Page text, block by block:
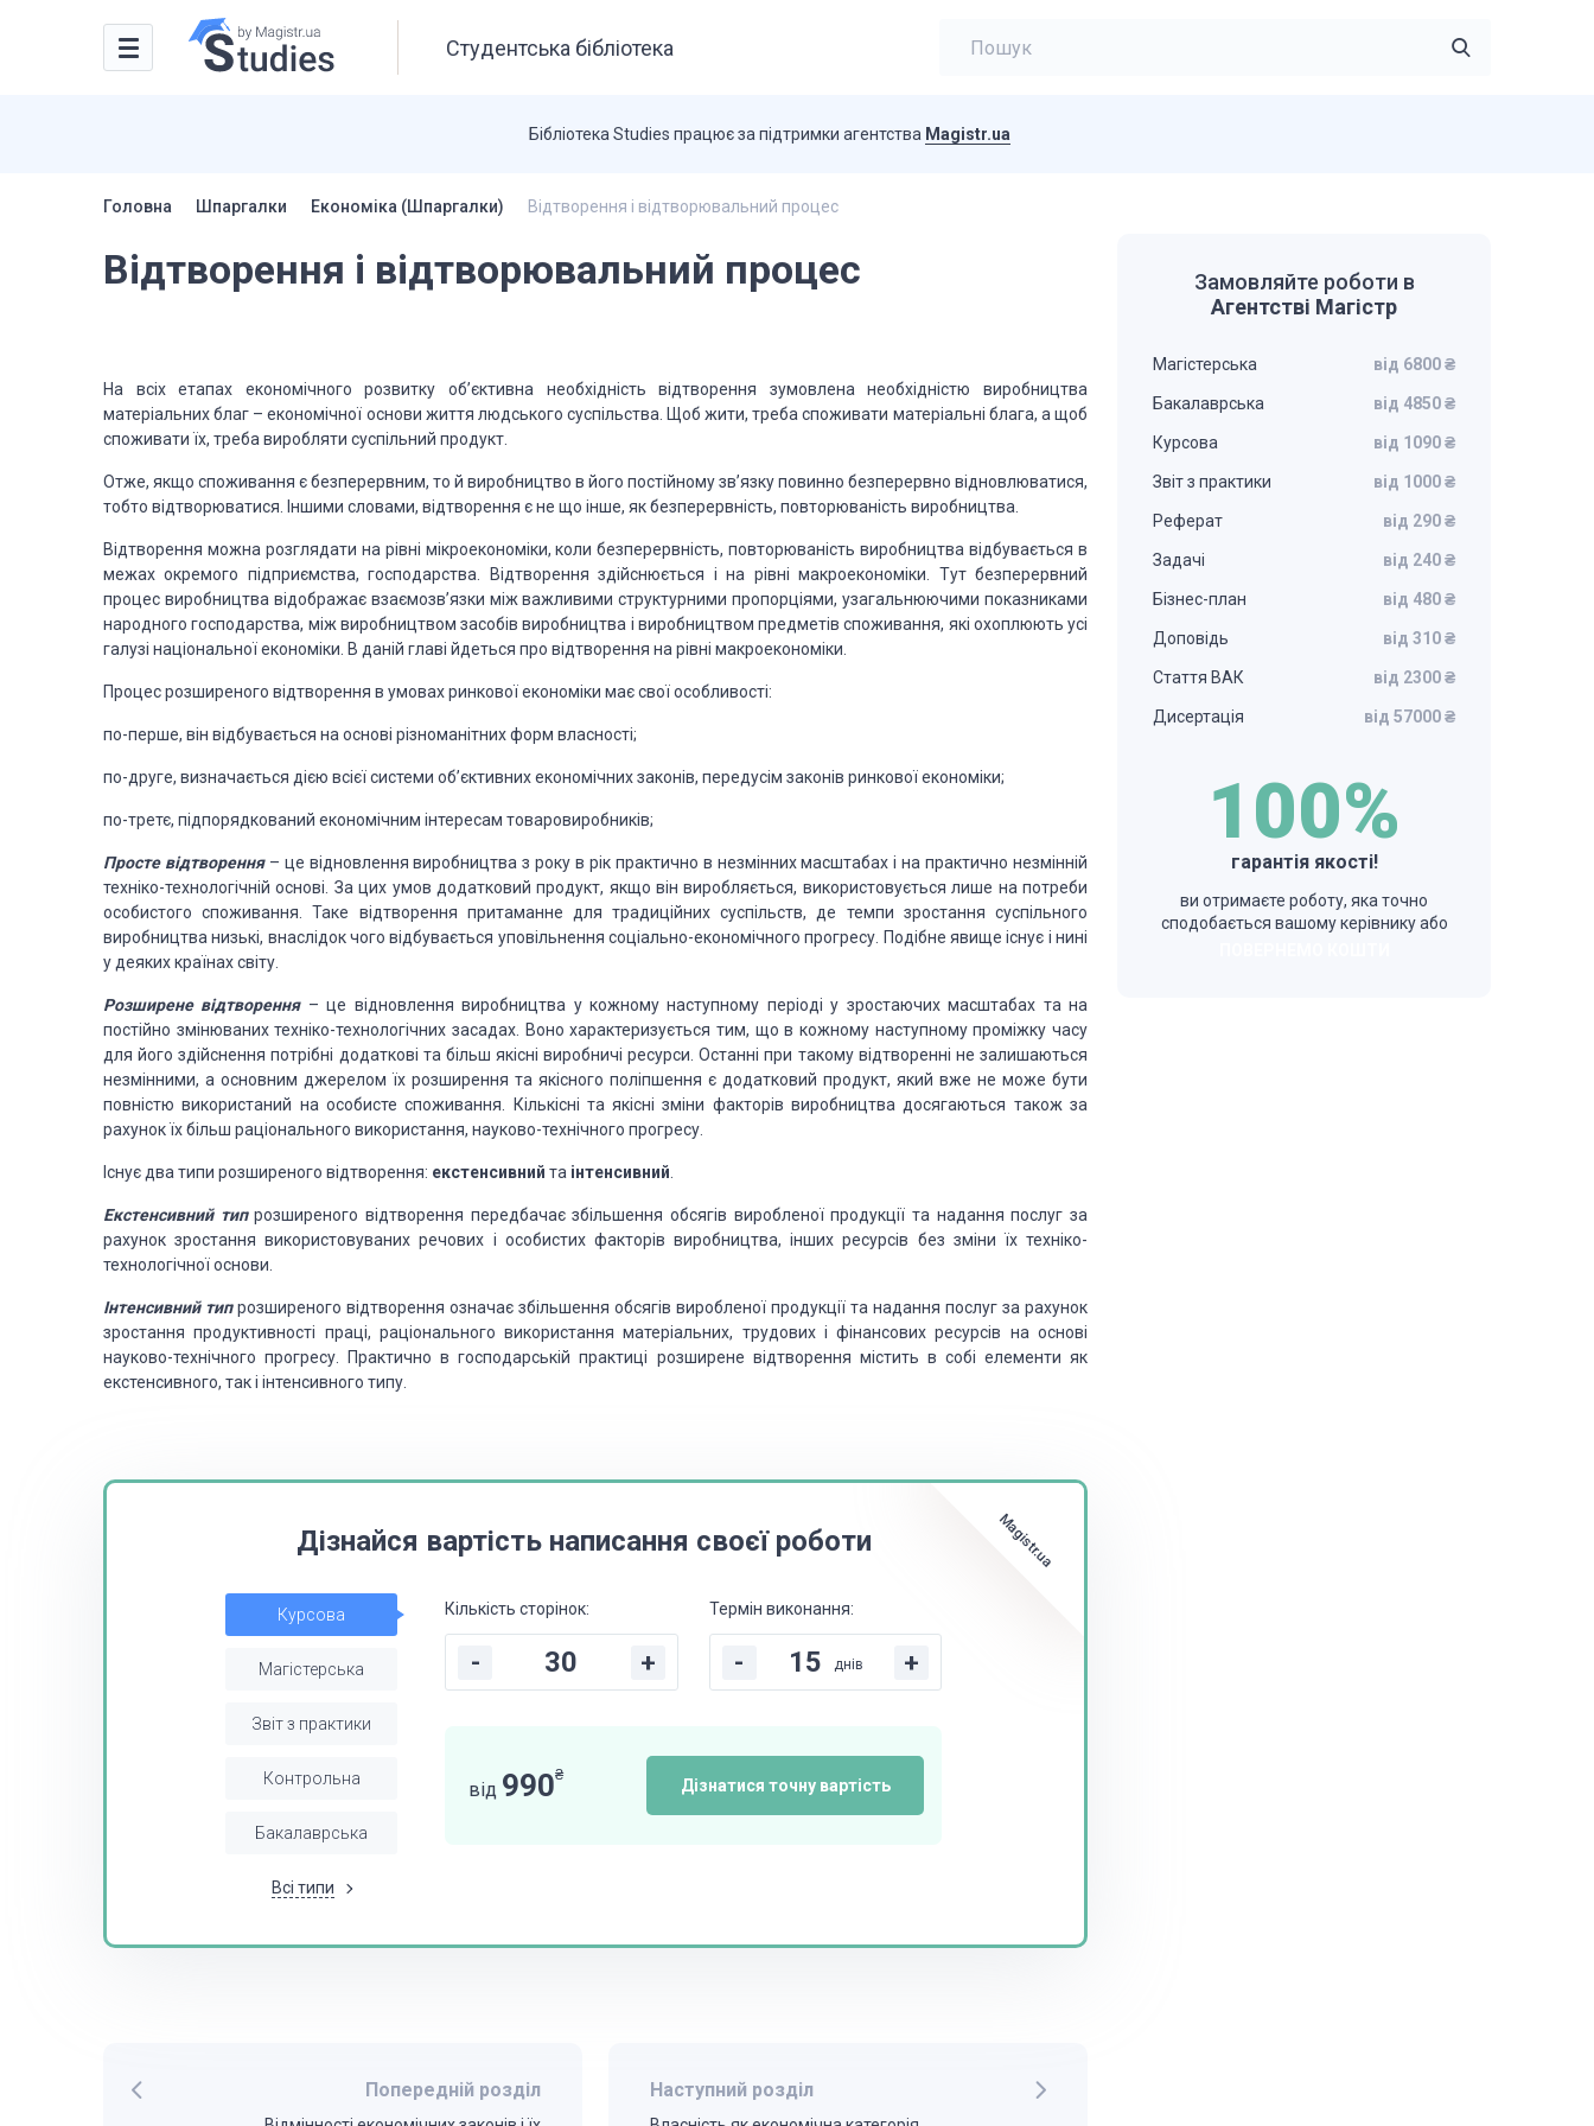
Студентська бібліотека
Бібліотека Studies працює за підтримки агентства Magistr.ua
Головна Шпаргалки Економіка (Шпаргалки) Відтворення і відтворювальний процес
Відтворення і відтворювальний процес
На всіх етапах економічного розвитку об’єктивна необхідність відтворення зумовлена необхідністю виробництва
матеріальних благ – економічної основи життя людського суспільства. Щоб жити, треба споживати матеріальні блага, а щоб
споживати їх, треба виробляти суспільний продукт.
Отже, якщо споживання є безперервним, то й виробництво в його постійному зв’язку повинно безперервно відновлюватися,
тобто відтворюватися. Іншими словами, відтворення є не що інше, як безперервність, повторюваність виробництва.
Відтворення можна розглядати на рівні мікроекономіки, коли безперервність, повторюваність виробництва відбувається в
межах окремого підприємства, господарства. Відтворення здійснюється і на рівні макроекономіки. Тут безперервний
процес виробництва відображає взаємозв’язки між важливими структурними пропорціями, узагальнюючими показниками
народного господарства, між виробництвом засобів виробництва і виробництвом предметів споживання, які охоплюють усі
галузі національної економіки. В даній главі йдеться про відтворення на рівні макроекономіки.
Процес розширеного відтворення в умовах ринкової економіки має свої особливості:
по-перше, він відбувається на основі різноманітних форм власності;
по-друге, визначається дією всієї системи об’єктивних економічних законів, передусім законів ринкової економіки;
по-третє, підпорядкований економічним інтересам товаровиробників;
Просте відтворення– це відновлення виробництва з року в рік практично в незмінних масштабах і на практично незмінній
техніко-технологічній основі. За цих умов додатковий продукт, якщо він виробляється, використовується лише на потреби
особистого споживання. Таке відтворення притаманне для традиційних суспільств, де темпи зростання суспільного
виробництва низькі, внаслідок чого відбувається уповільнення соціально-економічного прогресу. Подібне явище існує і нині
у деяких країнах світу.
Розширене відтворення– це відновлення виробництва у кожному наступному періоді у зростаючих масштабах та на
постійно змінюваних техніко-технологічних засадах. Воно характеризується тим, що в кожному наступному проміжку часу
для його здійснення потрібні додаткові та більш якісні виробничі ресурси. Останні при такому відтворенні не залишаються
незмінними, а основним джерелом їх розширення та якісного поліпшення є додатковий продукт, який вже не може бути
повністю використаний на особисте споживання. Кількісні та якісні зміни факторів виробництва досягаються також за
рахунок їх більш раціонального використання, науково-технічного прогресу.
Існує два типи розширеного відтворення: екстенсивний та інтенсивний
Екстенсивний типрозширеного відтворення передбачає збільшення обсягів виробленої продукції та надання послуг за
рахунок зростання використовуваних речових і особистих факторів виробництва, інших ресурсів без зміни їх техніко-
технологічної основи.
Інтенсивний типрозширеного відтворення означає збільшення обсягів виробленої продукції та надання послуг за рахунок
зростання продуктивності праці, раціонального використання матеріальних, трудових і фінансових ресурсів на основі
науково-технічного прогресу. Практично в господарській практиці розширене відтворення містить в собі елементи як
екстенсивного, так і інтенсивного типу.
Magistr.ua
Дізнайся вартість написання своєї роботи
Курсова
Магістерська
Звіт з практики
Контрольна
Бакалаврська
Всі типи
Кількість сторінок:
- +
Термін виконання:
- днів +
від 990₴
Дізнатися точну вартість
Попередній розділ Наступний розділ
Замовляйте роботи в
Агентстві Магістр
Магістерська від 6800 ₴
Бакалаврська від 4850 ₴
Курсова від 1090 ₴
Звіт з практики від 1000 ₴
Реферат від 290 ₴
Задачі від 240 ₴
Бізнес-план від 480 ₴
Доповідь від 310 ₴
Стаття ВАК від 2300 ₴
Дисертація від 57000 ₴
100%
гарантія якості!
ви отримаєте роботу, яка точно
сподобається вашому керівнику або